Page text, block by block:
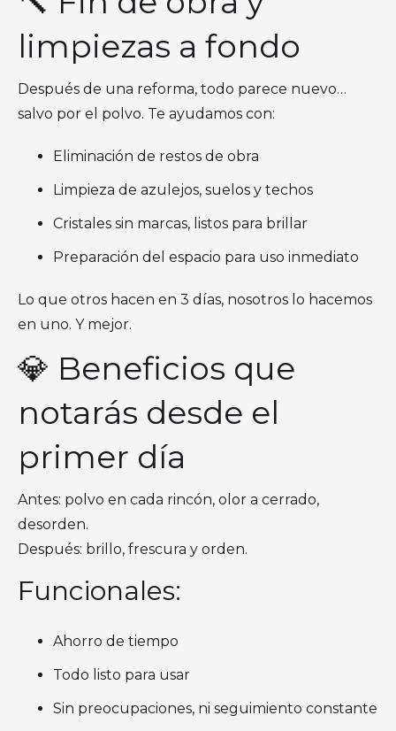
limpiezas a fondo
Después de una reforma, todo parece nuevo…
salvo por el polvo. Te ayudamos con:
Eliminación de restos de obra
Limpieza de azulejos, suelos y techos
Cristales sin marcas, listos para brillar
Preparación del espacio para uso inmediato
Lo que otros hacen en 3 días, nosotros lo hacemos
en uno. Y mejor.
💎 Beneficios que
notarás desde el
primer día
Antes: polvo en cada rincón, olor a cerrado,
desorden.
Después: brillo, frescura y orden.
Funcionales:
Ahorro de tiempo
Todo listo para usar
Sin preocupaciones, ni seguimiento constante